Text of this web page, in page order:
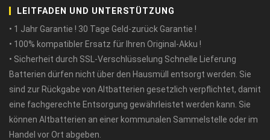
LEITFADEN UND UNTERSTÜTZUNG
• 1 Jahr Garantie ! 30 Tage Geld-zurück Garantie !
• 100% kompatibler Ersatz für Ihren Original-Akku !
• Sicherheit durch SSL-Verschlüsselung Schnelle Lieferung
Batterien dürfen nicht über den Hausmüll entsorgt werden. Sie
sind zur Rückgabe von Altbatterien gesetzlich verpflichtet, damit
eine fachgerechte Entsorgung gewährleistet werden kann. Sie
können Altbatterien an einer kommunalen Sammelstelle oder im
Handel vor Ort abgeben.